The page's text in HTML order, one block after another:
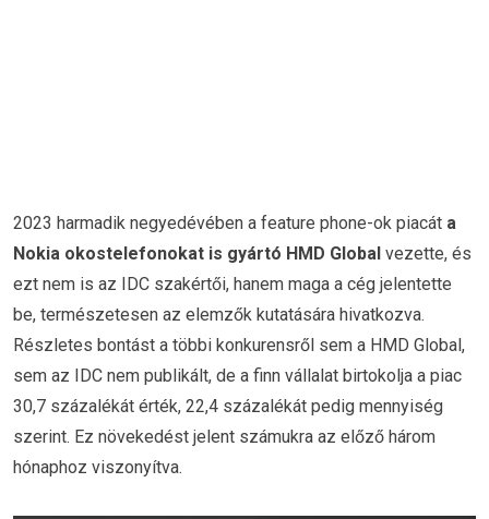
2023 harmadik negyedévében a feature phone-ok piacát a
Nokia okostelefonokat is gyártó HMD Global vezette, és
ezt nem is az IDC szakértői, hanem maga a cég jelentette
be, természetesen az elemzők kutatására hivatkozva.
Részletes bontást a többi konkurensről sem a HMD Global,
sem az IDC nem publikált, de a finn vállalat birtokolja a piac
30,7 százalékát érték, 22,4 százalékát pedig mennyiség
szerint. Ez növekedést jelent számukra az előző három
hónaphoz viszonyítva.